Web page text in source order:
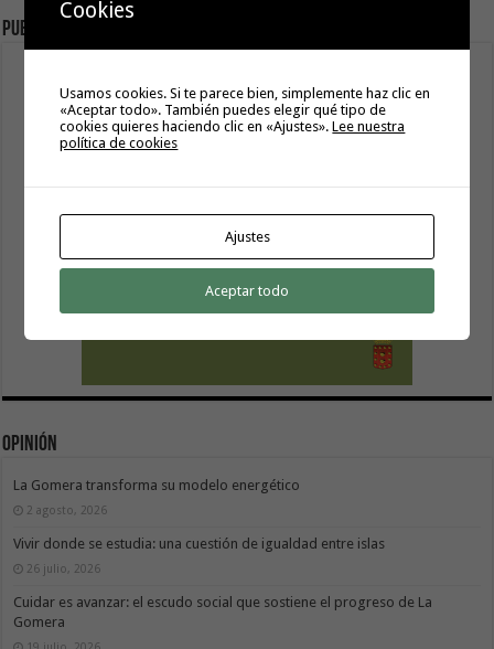
Publicidad
Opinión
La Gomera transforma su modelo energético
2 agosto, 2026
Vivir donde se estudia: una cuestión de igualdad entre islas
26 julio, 2026
Cuidar es avanzar: el escudo social que sostiene el progreso de La
Gomera
Cookies
Usamos cookies. Si te parece bien, simplemente haz clic en
«Aceptar todo». También puedes elegir qué tipo de
cookies quieres haciendo clic en «Ajustes».Lee nuestra
política de cookies
Ajustes
Aceptar todo